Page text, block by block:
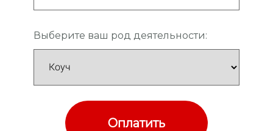
Выберите ваш род деятельности:
Оплатить